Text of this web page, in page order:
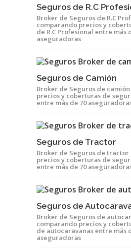
Seguros de R.C
Broker de Seguros de R.C
comparando precios y
de R.C Profesional entre más
aseguradoras
Seguros de Camión
Broker de Seguros de
precios y coberturas de
entre más de 70
Seguros de Tractor
Broker de Seguros de
precios y coberturas de
entre más de 70
Seguros de
Broker de Seguros de
comparando precios y
de autocaravanas entre más
aseguradoras